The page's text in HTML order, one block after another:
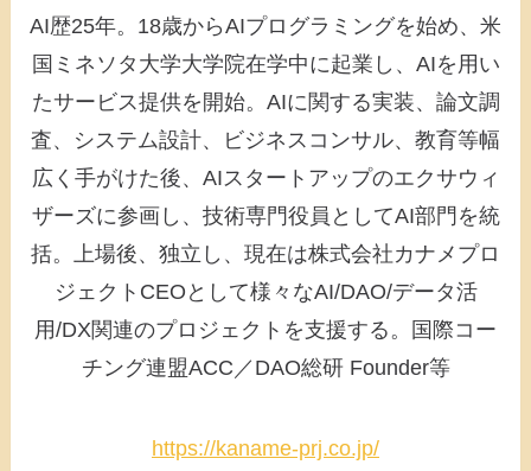
AI歴25年。18歳からAIプログラミングを始め、米
国ミネソタ大学大学院在学中に起業し、AIを用い
たサービス提供を開始。AIに関する実装、論文調
査、システム設計、ビジネスコンサル、教育等幅
広く手がけた後、AIスタートアップのエクサウィ
ザーズに参画し、技術専門役員としてAI部門を統
括。上場後、独立し、現在は株式会社カナメプロ
ジェクトCEOとして様々なAI/DAO/データ活
用/DX関連のプロジェクトを支援する。国際コー
チング連盟ACC／DAO総研 Founder等
https://kaname-prj.co.jp/